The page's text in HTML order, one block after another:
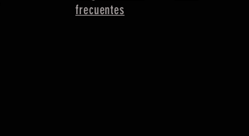
frecuentes